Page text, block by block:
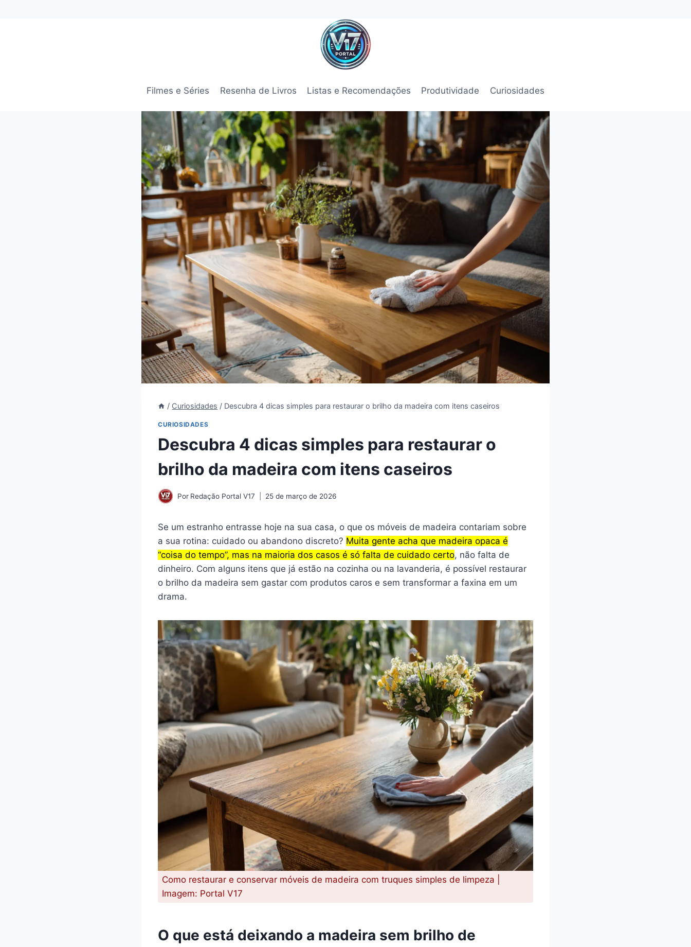
Filmes e Séries Resenha de Livros Listas e Recomendações Produtividade Curiosidades
/ Curiosidades / Descubra 4 dicas simples para restaurar o brilho da madeira com itens caseiros
CURIOSIDADES
Descubra 4 dicas simples para restaurar o
brilho da madeira com itens caseiros
Por Redação Portal V17 25 de março de 2026
Se um estranho entrasse hoje na sua casa, o que os móveis de madeira contariam sobre
a sua rotina: cuidado ou abandono discreto? Muita gente acha que madeira opaca é
“coisa do tempo”, mas na maioria dos casos é só falta de cuidado certo, não falta de
dinheiro. Com alguns itens que já estão na cozinha ou na lavanderia, é possível restaurar
o brilho da madeira sem gastar com produtos caros e sem transformar a faxina em um
drama.
Como restaurar e conservar móveis de madeira com truques simples de limpeza |
Imagem: Portal V17
O que está deixando a madeira sem brilho de